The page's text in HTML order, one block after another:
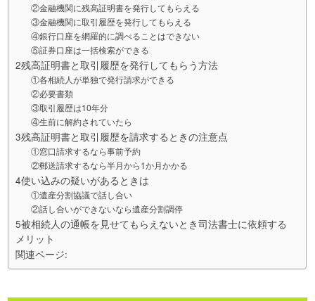
②金融機関に残高証明書を発行してもらえる
③金融機関に取引履歴を発行してもらえる
④銀行口座を網羅的に調べることはできない
⑤証券口座は一括検索ができる
2残高証明書と取引履歴を発行してもらう方法
①各相続人が単独で発行請求ができる
②必要書類
③取引履歴は10年分
④生前に解約されていたら
3残高証明書と取引履歴を請求するときの注意点
①窓口請求するなら事前予約
②郵送請求するなら半月から1か月かかる
4使い込みの疑いがあるときは
①遺産分割協議で話し合い
②話し合いができないなら遺産分割調停
5被相続人の通帳を見せてもらえないとき司法書士に依頼する
メリット
関連ページ: